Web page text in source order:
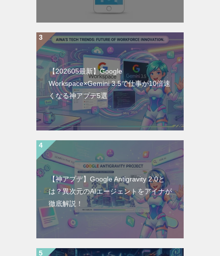
【202605最新】Google
Workspace×Gemini 3.5で仕事が10倍速
くなる神アプデ5選
【神アプデ】Google Antigravity 2.0と
は？異次元のAIエージェントをアイナが
徹底解説！